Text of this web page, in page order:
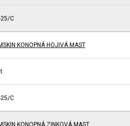
C
KONOPNÁ HOJIVÁ MAST
C
KONOPNÁ ZINKOVÁ MAST